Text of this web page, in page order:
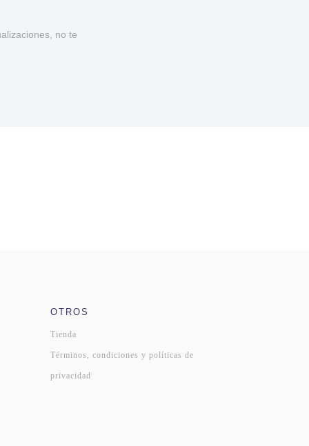
no te
OTROS
Tienda
Términos, condiciones y políticas de
privacidad